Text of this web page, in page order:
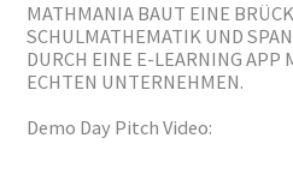
MATHMANIA BAUT EINE
SCHULMATHEMATIK UND
DURCH EINE E-LEARNING APP
ECHTEN UNTERNEHMEN.
Demo Day Pitch Video: